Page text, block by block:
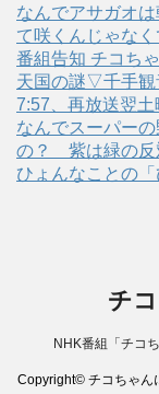
なんでアサガオ
て咲くんじゃな
番組告知 チコち
天国の謎▽千手観
7:57、再放送翌
なんでスーパー
の？ 紫は緑の反
ひょんなことの
チ
NHK番組「チコ
Copyright© チコちゃん